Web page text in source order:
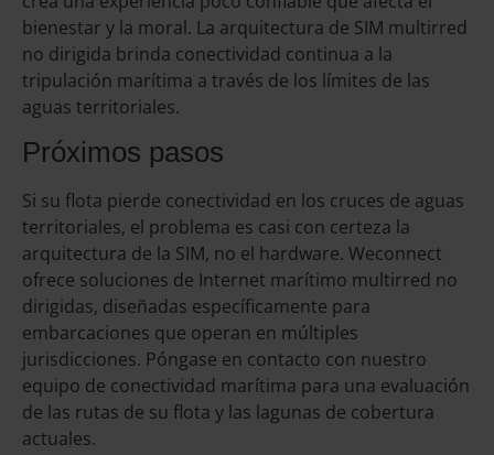
bienestar y la moral. La arquitectura de SIM multirred
no dirigida brinda conectividad continua a la
tripulación marítima a través de los límites de las
aguas territoriales.
Próximos pasos
Si su flota pierde conectividad en los cruces de aguas
territoriales, el problema es casi con certeza la
arquitectura de la SIM, no el hardware. Weconnect
ofrece soluciones de Internet marítimo multirred no
dirigidas, diseñadas específicamente para
embarcaciones que operan en múltiples
jurisdicciones. Póngase en contacto con nuestro
equipo de conectividad marítima para una evaluación
de las rutas de su flota y las lagunas de cobertura
actuales.